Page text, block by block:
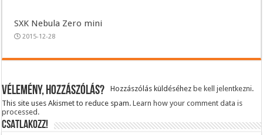
SXK Nebula Zero mini
2015-12-28
Vélemény, hozzászólás? Hozzászólás küldéséhez be kell jelentkezni.
This site uses Akismet to reduce spam.Learn how your comment data is
processed.
CSATLAKOZZ!